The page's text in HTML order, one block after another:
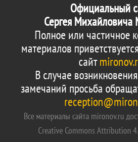
Официальный
Сергея Михайловича
Полное или частичное
материалов
сайт
В случае
замечаний просьба
Все материалы сайта mironov.ru
Creative Commons Attribution